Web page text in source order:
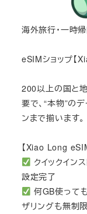
海外旅行・一時
eSIMショップ【
200以上の国と
要で、“本物”の
ンまで揃います。
【Xiao Long
クイックイン
設定完了
何GB使って
ザリングも無制限